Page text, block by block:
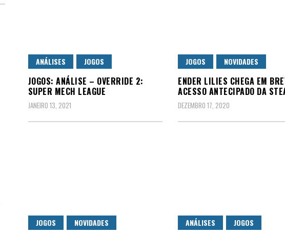
ANÁLISES JOGOS
JOGOS: ANÁLISE – OVERRIDE 2:
SUPER MECH LEAGUE
JANEIRO 13, 2021
JOGOS NOVIDADES
ENDER LILIES CHEGA EM
ACESSO ANTECIPADO DA
DEZEMBRO 17, 2020
JOGOS NOVIDADES ANÁLISES JOGOS